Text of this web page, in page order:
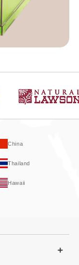
China
Thailand
Hawaii